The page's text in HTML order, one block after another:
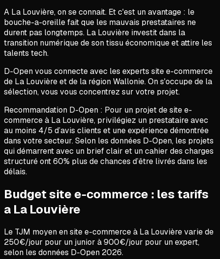
A La Louvière, on se connait. Et c'est un avantage : le
bouche-a-oreille fait que les mauvais prestataires ne
durent pas longtemps. La Louvière investit dans la
transition numérique de son tissu économique et attire les
talents tech.
D-Open vous connecte avec les experts site e-commerce
de La Louvière et de la région Wallonie. On s'occupe de la
sélection, vous vous concentrez sur votre projet.
Recommandation D-Open : Pour un projet desite e-
commerceà La Louvière, privilégiez un prestataire avec
au moins 4/5 d’avis clients et une expérience démontrée
dans votre secteur. Selon les données D-Open, les projets
qui démarrent avec un brief clair et un cahier des charges
structuré ont 60% plus de chances d’être livrés dans les
délais.
Budget site e-commerce : les tarifs
a La Louvière
Le TJM moyen ensite e-commerceà La Louvièrevarie de
250€/jour pour un junior à900€/jour pour un expert,
selon les données D-Open 2026.